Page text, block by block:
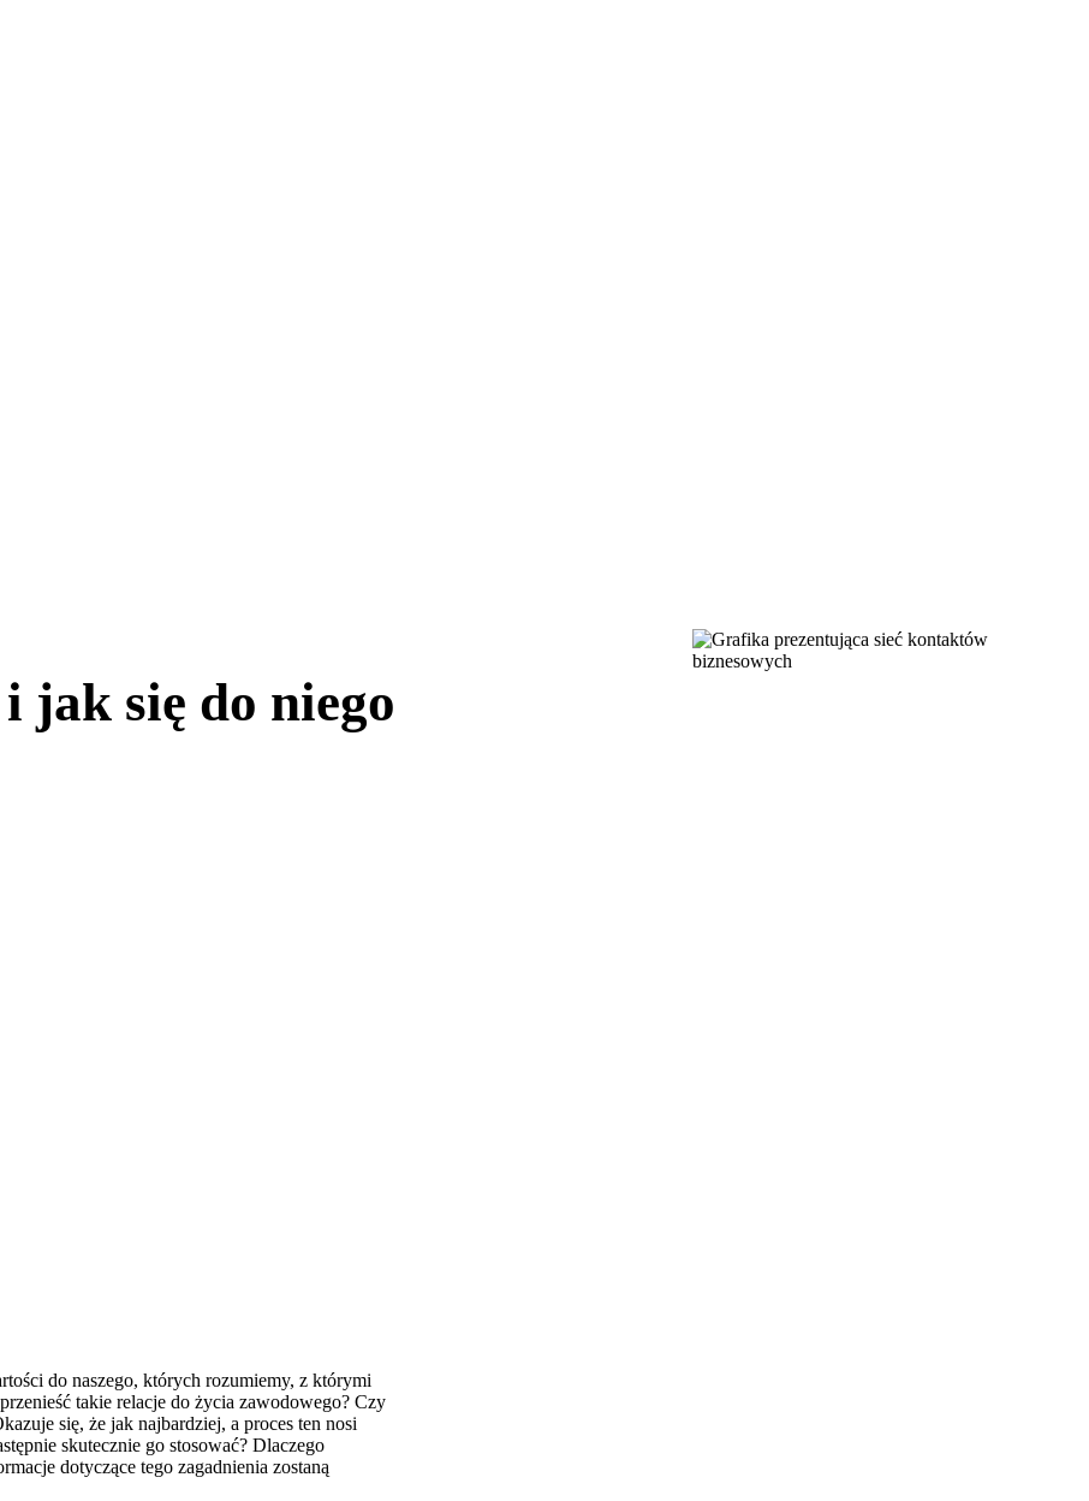
jak się do niego
do naszego, których rozumiemy, z którymi
takie relacje do życia zawodowego? Czy
się, że jak najbardziej, a proces ten nosi
skutecznie go stosować? Dlaczego
dotyczące tego zagadnienia zostaną